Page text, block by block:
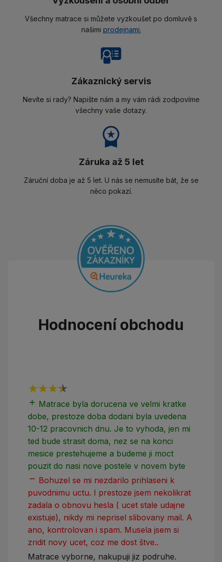
Všechny matrace si můžete vyzkoušet po domluvě s
našimi prodejnami.
Zákaznický servis
Nevíte si rady? Napište nám a my vám rádi zodpovíme
všechny vaše dotazy.
Záruka až 5 let
Záruční doba je až 5 let. U nás se nemusíte bát, že se
něco pokazí.
Hodnocení obchodu
add Matrace byla dorucena ve velmi kratke
dobe, prestoze doba dodani byla uvedena
10-12 pracovnich dnu. Je to vyhoda, jen mi
ted bude strasit doma, nez se na konci
mesice prestehujeme a budeme ji moct
pouzit do nasi nove postele v novem byte
remove Bohuzel se mi nezdarilo prihlaseni k
puvodnimu uctu. I prestoze jsem nekolikrat
zadala o obnovu hesla ( ucet stale udajne
existuje), nikdy mi neprisel slibovany mail. A
ano, kontrolovan i spam. Musela jsem si
zridit novy ucet, coz me dost štve..
Matrace vyborne, nakupuji jiz podruhe.